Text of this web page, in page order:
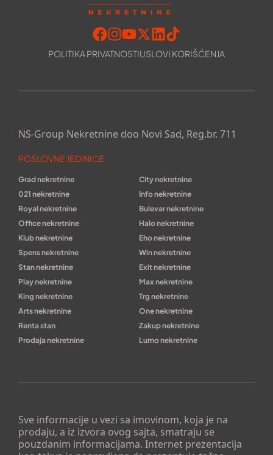
POLITIKA PRIVATNOSTIUSLOVI KORIŠĆENJA
Sve informacije u vezi sa imovinom, koja je na
prodaju, a iz izvora ovog sajta, smatraju se
pouzdanim informacijama. Internet prezentacija
NS-Group Nekretnine doo Novi Sad, Reg.br. 711
POSLOVNE JEDINICE
Grad nekretnine
City nekretnine
021 nekretnine
Info nekretnine
Royal nekretnine
Bulevar nekretnine
Office nekretnine
Halo nekretnine
Klub nekretnine
Eho nekretnine
Spens nekretnine
Win nekretnine
Stan nekretnine
Exit nekretnine
Play nekretnine
Max nekretnine
King nekretnine
Trg nekretnine
Arts nekretnine
One nekretnine
Renta stan
Zakup nekretnine
Prodaja nekretnine
Lumo nekretnine